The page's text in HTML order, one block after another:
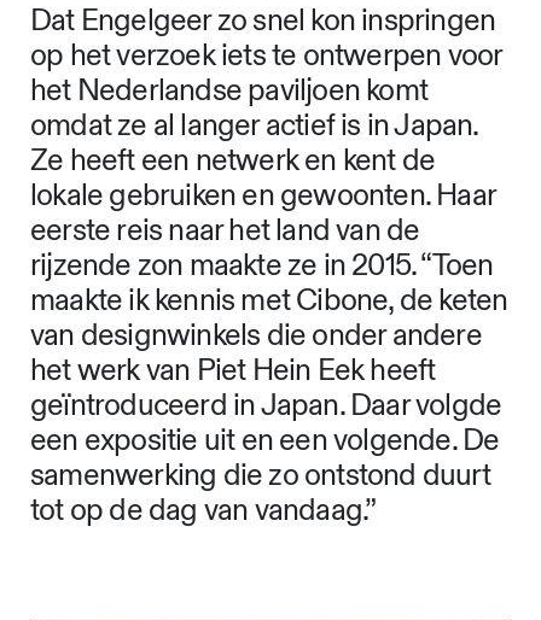
Dat Engelgeer zo snel kon inspringen
op het verzoek iets te ontwerpen voor
het Nederlandse paviljoen komt
omdat ze al langer actief is in Japan.
Ze heeft een netwerk en kent de
lokale gebruiken en gewoonten. Haar
eerste reis naar het land van de
rijzende zon maakte ze in 2015. “Toen
maakte ik kennis met Cibone, de keten
van designwinkels die onder andere
het werk van Piet Hein Eek heeft
geïntroduceerd in Japan. Daar volgde
een expositie uit en een volgende. De
samenwerking die zo ontstond duurt
tot op de dag van vandaag.”